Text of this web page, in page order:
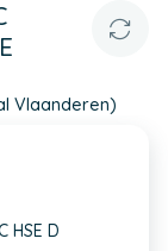
Vlaanderen)
HSE D